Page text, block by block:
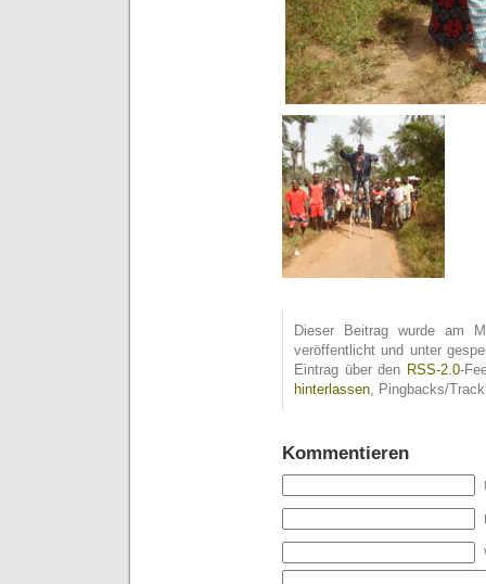
Dieser Beitrag wurde am
veröffentlicht und unter
Eintrag über den RSS-2.0-
hinterlassen, Pingbacks/
Kommentieren